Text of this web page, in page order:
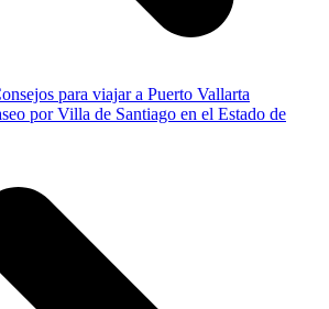
para viajar a Puerto Vallarta
por Villa de Santiago en el Estado de